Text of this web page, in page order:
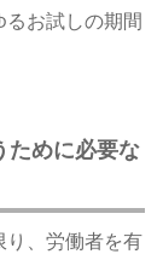
お試しの期間
ために必要な
り、労働者を有